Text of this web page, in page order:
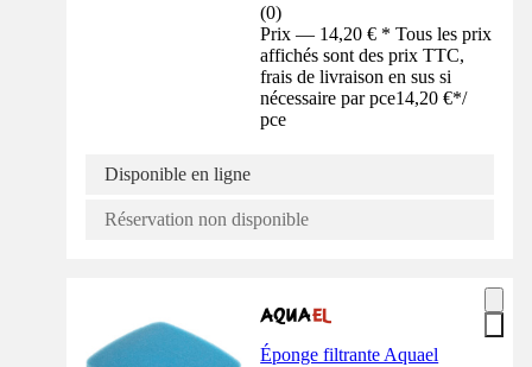
(0)
Prix — 14,20 € * Tous les prix
affichés sont des prix TTC,
frais de livraison en sus si
nécessaire par pce14,20 €*/
pce
Disponible en ligne
Réservation non disponible
Éponge filtrante Aquael